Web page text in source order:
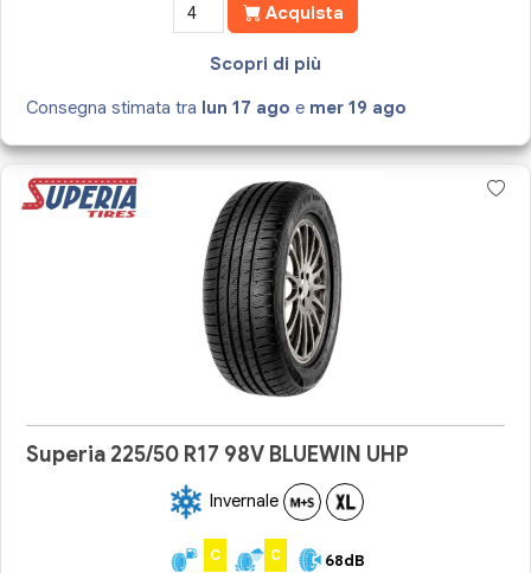
Acquista
Scopri di più
Consegna stimata tra lun 17 ago e mer 19 ago
Superia 225/50 R17 98V BLUEWIN UHP
Invernale
C C 68dB